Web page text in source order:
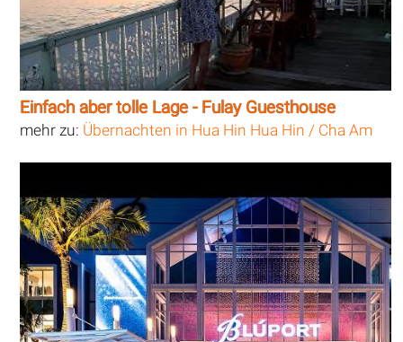
Einfach aber tolle Lage - Fulay Guesthouse
mehr zu: Übernachten in Hua Hin Hua Hin / Cha Am